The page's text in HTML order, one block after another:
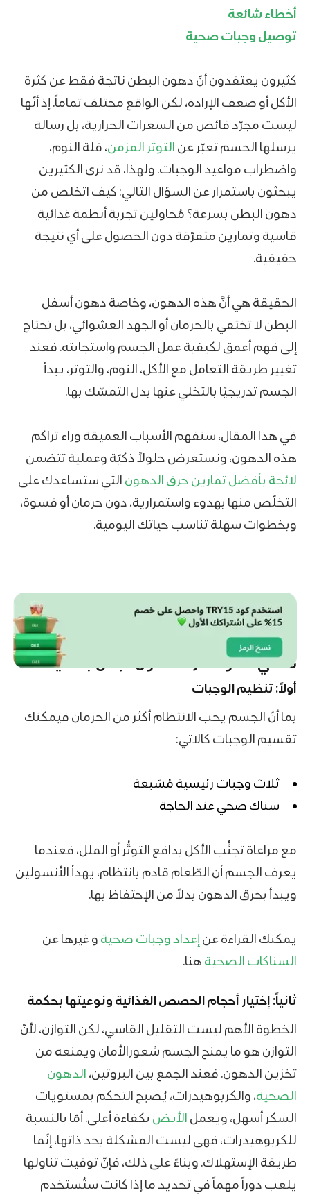
أخطاء شائعة
توصيل وجبات صحية
كثيرون يعتقدون أنّ دهون البطن ناتجة فقط عن كثرة
الأكل أو ضعف الإرادة، لكن الواقع مختلف تماماً. إذ أنّها
ليست مجرّد فائض من السعرات الحرارية، بل رسالة
يرسلها الجسم تعبّر عن التوتر المزمن، قلة النوم،
واضطراب مواعيد الوجبات. ولهذا، قد نرى الكثيرين
يبحثون باستمرار عن السؤال التالي: كيف اتخلص من
دهون البطن بسرعة؟ مُحاولين تجربة أنظمة غذائية
قاسية وتمارين متفرّقة دون الحصول على أي نتيجة
حقيقية.
الحقيقة هي أنَّ هذه الدهون، وخاصة دهون أسفل
البطن لا تختفي بالحرمان أو الجهد العشوائي، بل تحتاج
إلى فهم أعمق لكيفية عمل الجسم واستجابته. فعند
تغيير طريقة التعامل مع الأكل، النوم، والتوتر، يبدأ
الجسم تدريجيًا بالتخلي عنها بدل التمسّك بها.
في هذا المقال، سنفهم الأسباب العميقة وراء تراكم
هذه الدهون، ونستعرض حلولاً ذكيّة وعملية تتضمن
لائحة بأفضلتمارين حرق الدهون التي ستساعدك على
التخلّص منها بهدوء واستمرارية، دون حرمان أو قسوة،
وبخطوات سهلة تناسب حياتك اليومية.
ما هي خطوات ازالة دهون البطن بفاعلية؟
أولاً: تنظيم الوجبات
بما أنّ الجسم يحب الانتظام أكثر من الحرمان فيمكنك
تقسيم الوجبات كالاتي:
ثلاث وجبات رئيسية مُشبعة
سناك صحيعند الحاجة
مع مراعاة تجنُّب الأكل بدافع التوتُّر أو الملل، فعندما
يعرف الجسم أن الطّعام قادم بانتظام، يهدأ الأنسولين
ويبدأ بحرق الدهون بدلاً من الإحتفاظ بها.
يمكنك القراءة عن إعداد وجبات صحية و غيرها عن
السناكات الصحية هنا.
ثانياً: إختيار أحجام الحصص الغذائية ونوعيتها بحكمة
الخطوة الأهم ليست التقليل القاسي، لكن التوازن، لأنّ
التوازن هو ما يمنح الجسم شعورالأمان ويمنعه من
تخزين الدهون. فعند الجمع بين البروتين، الدهون
الصحية، والكربوهيدرات، يُصبح التحكم بمستويات
السكر أسهل، ويعمل الأيض بكفاءة أعلى. أمّا بالنسبة
للكربوهيدرات، فهي ليست المشكلة بحد ذاتها، إنّما
طريقة الإستهلاك. وبناءً على ذلك، فإنّ توقيت تناولها
يلعب دوراً مهماً في تحديد ما إذا كانت ستُستخدم